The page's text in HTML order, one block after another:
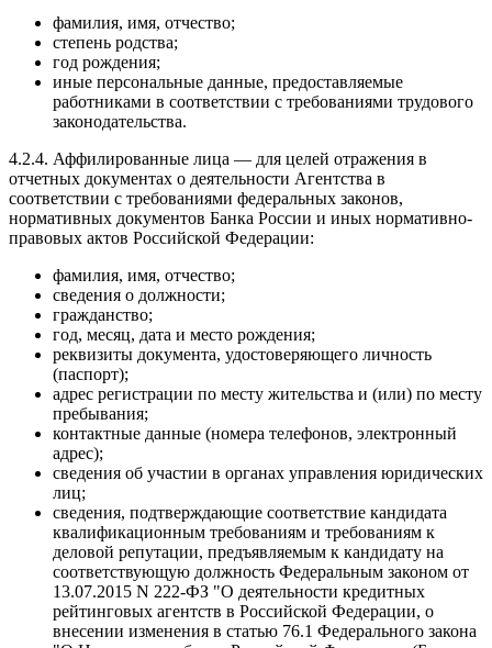
фамилия, имя, отчество;
степень родства;
год рождения;
иные персональные данные, предоставляемые
работниками в соответствии с требованиями трудового
законодательства.
4.2.4. Аффилированные лица — для целей отражения в
отчетных документах о деятельности Агентства в
соответствии с требованиями федеральных законов,
нормативных документов Банка России и иных нормативно-
правовых актов Российской Федерации:
фамилия, имя, отчество;
сведения о должности;
гражданство;
год, месяц, дата и место рождения;
реквизиты документа, удостоверяющего личность
(паспорт);
адрес регистрации по месту жительства и (или) по месту
пребывания;
контактные данные (номера телефонов, электронный
адрес);
сведения об участии в органах управления юридических
лиц;
сведения, подтверждающие соответствие кандидата
квалификационным требованиям и требованиям к
деловой репутации, предъявляемым к кандидату на
соответствующую должность Федеральным законом от
13.07.2015 N 222-ФЗ "О деятельности кредитных
рейтинговых агентств в Российской Федерации, о
внесении изменения в статью 76.1 Федерального закона